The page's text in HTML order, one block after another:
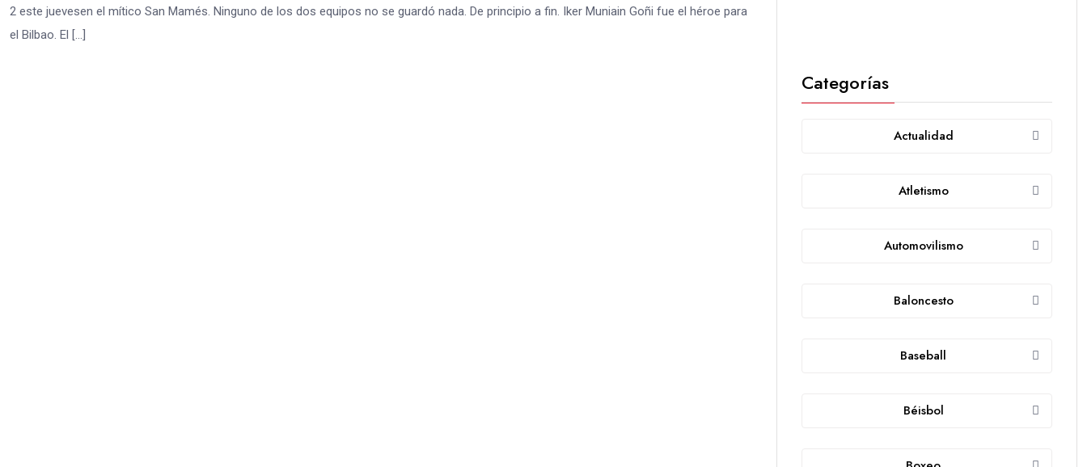
2 este juevesen el mítico San Mamés. Ninguno de los dos equipos no se guardó nada. De principio a fin. Iker Muniain Goñi fue el héroe para
el Bilbao. El […]
Categorías
Actualidad
Atletismo
Automovilismo
Baloncesto
Baseball
Béisbol